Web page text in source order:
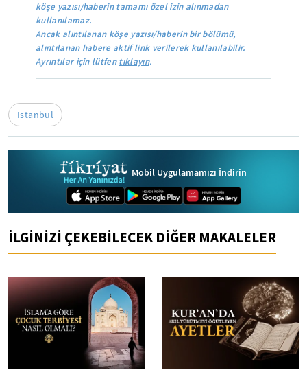
köşe yazısı/haberin tamamı özel izin alınmadan
kullanılamaz.
Ancak alıntılanan köşe yazısı/haberin bir bölümü,
alıntılanan habere aktif link verilerek kullanılabilir.
Ayrıntılar için lütfentıklayın.
İstanbul
Mobil Uygulamamızı İndirin
İLGİNİZİ ÇEKEBİLECEK DİĞER MAKALELER